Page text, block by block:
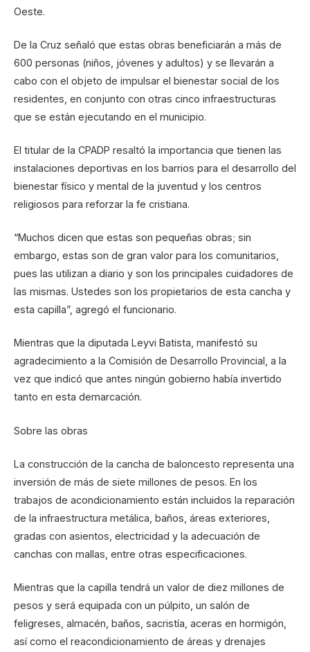
Oeste.
De la Cruz señaló que estas obras beneficiarán a más de
600 personas (niños, jóvenes y adultos) y se llevarán a
cabo con el objeto de impulsar el bienestar social de los
residentes, en conjunto con otras cinco infraestructuras
que se están ejecutando en el municipio.
El titular de la CPADP resaltó la importancia que tienen las
instalaciones deportivas en los barrios para el desarrollo del
bienestar físico y mental de la juventud y los centros
religiosos para reforzar la fe cristiana.
“Muchos dicen que estas son pequeñas obras; sin
embargo, estas son de gran valor para los comunitarios,
pues las utilizan a diario y son los principales cuidadores de
las mismas. Ustedes son los propietarios de esta cancha y
esta capilla”, agregó el funcionario.
Mientras que la diputada Leyvi Batista, manifestó su
agradecimiento a la Comisión de Desarrollo Provincial, a la
vez que indicó que antes ningún gobierno había invertido
tanto en esta demarcación.
Sobre las obras
La construcción de la cancha de baloncesto representa una
inversión de más de siete millones de pesos. En los
trabajos de acondicionamiento están incluidos la reparación
de la infraestructura metálica, baños, áreas exteriores,
gradas con asientos, electricidad y la adecuación de
canchas con mallas, entre otras especificaciones.
Mientras que la capilla tendrá un valor de diez millones de
pesos y será equipada con un púlpito, un salón de
feligreses, almacén, baños, sacristía, aceras en hormigón,
así como el reacondicionamiento de áreas y drenajes